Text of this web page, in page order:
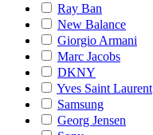
Ray Ban
New Balance
Giorgio Armani
Marc Jacobs
DKNY
Yves Saint Laurent
Samsung
Georg Jensen